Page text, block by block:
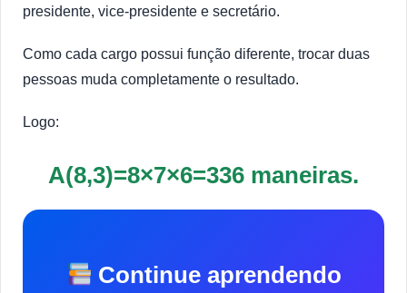
presidente, vice-presidente e secretário.
Como cada cargo possui função diferente, trocar duas
pessoas muda completamente o resultado.
Logo:
A(8,3)=8×7×6=336 maneiras.
Continue aprendendo